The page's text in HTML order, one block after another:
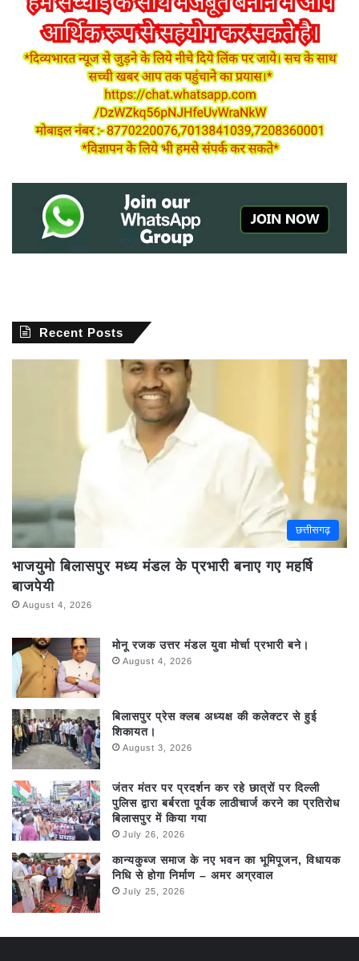
Recent Posts
छत्तीसगढ़
भाजयुमो बिलासपुर मध्य मंडल के प्रभारी बनाए गए महर्षि
बाजपेयी
August 4, 2026
मोनू रजक उत्तर मंडल युवा मोर्चा प्रभारी बने।
August 4, 2026
बिलासपुर प्रेस क्लब अध्यक्ष की कलेक्टर से हुई
शिकायत।
August 3, 2026
जंतर मंतर पर प्रदर्शन कर रहे छात्रों पर दिल्ली
पुलिस द्वारा बर्बरता पूर्वक लाठीचार्ज करने का प्रतिरोध
बिलासपुर में किया गया
July 26, 2026
कान्यकुब्ज समाज के नए भवन का भूमिपूजन, विधायक
निधि से होगा निर्माण – अमर अग्रवाल
July 25, 2026